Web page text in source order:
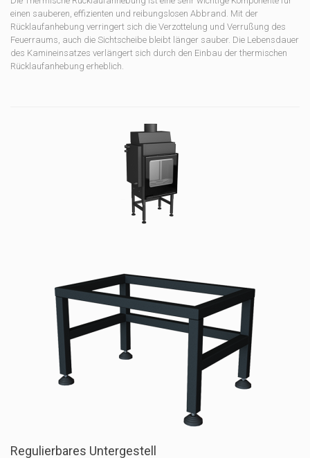
einen sauberen, effizienten und reibungslosen Abbrand. Mit der
Rücklaufanhebung verringert sich die Verzottelung und Verrußung des
Feuerraums, auch die Sichtscheibe bleibt länger sauber. Die Lebensdauer
des Kamineinsatzes verlängert sich durch den Einbau der thermischen
Rücklaufanhebung erheblich.
Regulierbares Untergestell